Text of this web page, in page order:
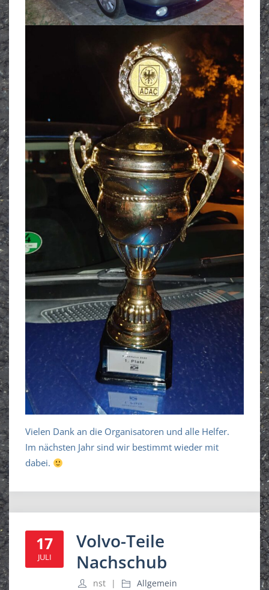
Vielen Dank an die Organisatoren und alle Helfer.
Im nächsten Jahr sind wir bestimmt wieder mit
dabei.
17
JULI
Volvo-Teile
Nachschub
nst
Allgemein